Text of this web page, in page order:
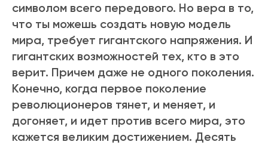
символом всего передового. Но вера в то,
что ты можешь создать новую модель
мира, требует гигантского напряжения. И
гигантских возможностей тех, кто в это
верит. Причем даже не одного поколения.
Конечно, когда первое поколение
революционеров тянет, и меняет, и
догоняет, и идет против всего мира, это
кажется великим достижением. Десять